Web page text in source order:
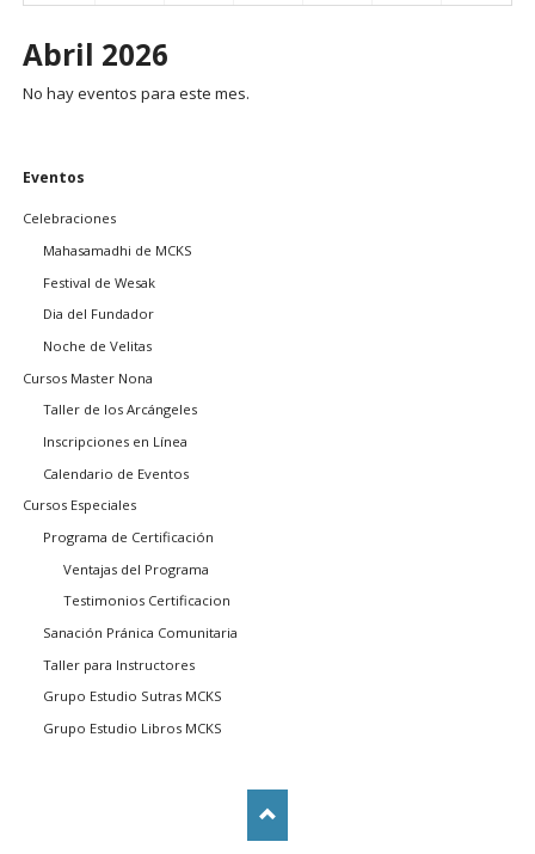
Abril 2026
No hay eventos para este mes.
Saltar
Eventos
Celebraciones
Mahasamadhi de MCKS
Festival de Wesak
Dia del Fundador
Noche de Velitas
Cursos Master Nona
Taller de los Arcángeles
Inscripciones en Línea
Calendario de Eventos
Cursos Especiales
Programa de Certificación
Ventajas del Programa
Testimonios Certificacion
Sanación Pránica Comunitaria
Taller para Instructores
Grupo Estudio Sutras MCKS
Grupo Estudio Libros MCKS